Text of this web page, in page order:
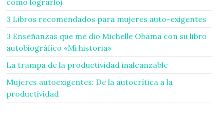
cómo lograrlo)
3 Libros recomendados para mujeres auto-exigentes
3 Enseñanzas que me dio Michelle Obama con su libro
autobiográfico «Mi historia»
La trampa de la productividad inalcanzable
Mujeres autoexigentes: De la autocrítica a la
productividad